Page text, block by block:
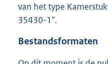
van het type
35430-1".
Bestandsformaten